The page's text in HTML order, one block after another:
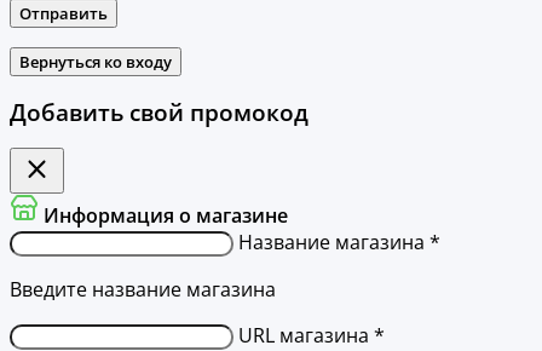
Отправить
Вернуться ко входу
Добавить свой промокод
Информация о магазине
Название магазина *
Введите название магазина
URL магазина *